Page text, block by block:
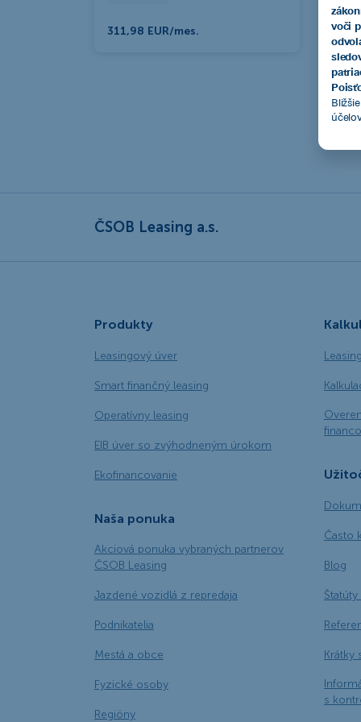
311,98 EUR/mes.
ČSOB Leasing a.s.
Produkty
Leasingový úver
Smart finančný leasing
Operatívny leasing
EIB úver so zvýhodneným úrokom
Ekofinancovanie
Naša ponuka
Akciová ponuka vybraných partnerov
ČSOB Leasing
Jazdené vozidlá z repredaja
Podnikatelia
Mestá a obce
Fyzické osoby
Regióny
Často
Blog
Krátky
s
voči